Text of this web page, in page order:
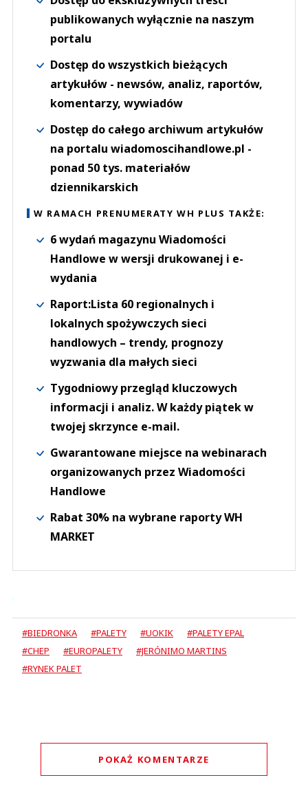
publikowanych wyłącznie na naszym
portalu
Dostęp do wszystkich bieżących
artykułów - newsów, analiz, raportów,
komentarzy, wywiadów
Dostęp do całego archiwum artykułów
na portalu wiadomoscihandlowe.pl -
ponad 50 tys. materiałów
dziennikarskich
W RAMACH PRENUMERATY WH PLUS TAKŻE:
6 wydań magazynu Wiadomości
Handlowe w wersji drukowanej i e-
wydania
Raport:Lista 60 regionalnych i
lokalnych spożywczych sieci
handlowych – trendy, prognozy
wyzwania dla małych sieci
Tygodniowy przegląd kluczowych
informacji i analiz. W każdy piątek w
twojej skrzynce e-mail.
Gwarantowane miejsce na webinarach
organizowanych przez Wiadomości
Handlowe
Rabat 30% na wybrane raporty WH
MARKET
#BIEDRONKA #PALETY #UOKIK
#PALETY EPAL
#CHEP
#EUROPALETY
#JERÓNIMO MARTINS
#RYNEK PALET
POKAŻ KOMENTARZE